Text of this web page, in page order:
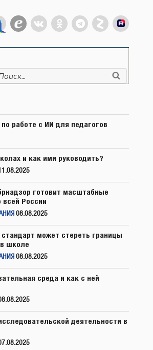
работе с ИИ для педагогов
и как ими руководить?
готовит масштабные
России
08.08.2025
может стереть границы
школе
08.08.2025
среда и как с ней
деятельности в